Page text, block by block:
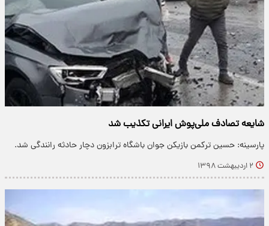
شایعه تصادف ملی‌پوش ایرانی تکذیب شد
پارسینه: حسین ترکمن بازیکن جوان باشگاه ترابزون دچار حادثه رانندگی شد.
۲ اردیبهشت ۱۳۹۸